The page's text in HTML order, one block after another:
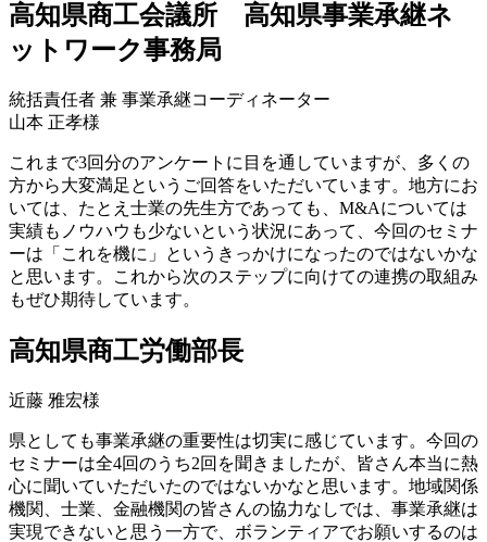
高知県商工会議所 高知県事業承継ネ
ットワーク事務局
統括責任者 兼 事業承継コーディネーター
山本 正孝様
これまで3回分のアンケートに目を通していますが、多くの
方から大変満足というご回答をいただいています。地方にお
いては、たとえ士業の先生方であっても、M&Aについては
実績もノウハウも少ないという状況にあって、今回のセミナ
ーは「これを機に」というきっかけになったのではないかな
と思います。これから次のステップに向けての連携の取組み
もぜひ期待しています。
高知県商工労働部長
近藤 雅宏様
県としても事業承継の重要性は切実に感じています。今回の
セミナーは全4回のうち2回を聞きましたが、皆さん本当に熱
心に聞いていただいたのではないかなと思います。地域関係
機関、士業、金融機関の皆さんの協力なしでは、事業承継は
実現できないと思う一方で、ボランティアでお願いするのは